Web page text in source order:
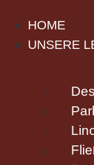
HOME
UNSERE